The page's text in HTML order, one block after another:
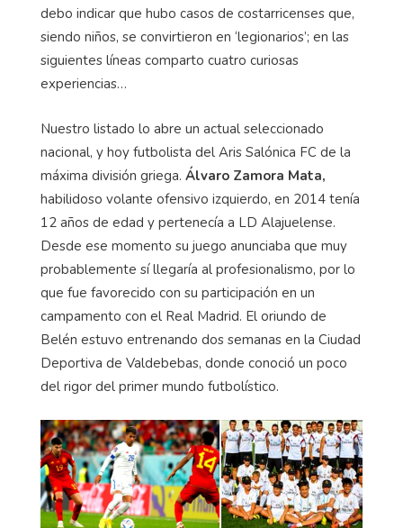
debo indicar que hubo casos de costarricenses que,
siendo niños, se convirtieron en ‘legionarios’; en las
siguientes líneas comparto cuatro curiosas
experiencias…
Nuestro listado lo abre un actual seleccionado
nacional, y hoy futbolista del Aris Salónica FC de la
máxima división griega. Álvaro Zamora Mata,
habilidoso volante ofensivo izquierdo, en 2014 tenía
12 años de edad y pertenecía a LD Alajuelense.
Desde ese momento su juego anunciaba que muy
probablemente sí llegaría al profesionalismo, por lo
que fue favorecido con su participación en un
campamento con el Real Madrid. El oriundo de
Belén estuvo entrenando dos semanas en la Ciudad
Deportiva de Valdebebas, donde conoció un poco
del rigor del primer mundo futbolístico.